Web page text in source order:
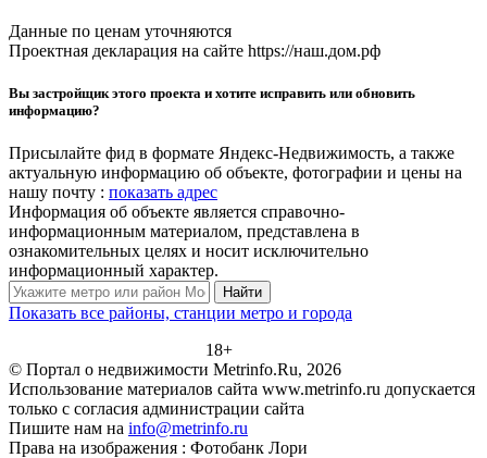
Данные по ценам уточняются
Проектная декларация на сайте https://наш.дом.рф
Вы застройщик этого проекта и хотите исправить или обновить
информацию?
Присылайте фид в формате Яндекс-Недвижимость, а также
актуальную информацию об объекте, фотографии и цены на
нашу почту : показать адрес
Информация об объекте является справочно-
информационным материалом, представлена в
ознакомительных целях и носит исключительно
информационный характер.
Найти
Показать все районы, станции метро и города
18+
© Портал о недвижимости Metrinfo.Ru, 2026
Использование материалов сайта www.metrinfo.ru допускается
только с согласия администрации сайта
Пишите нам на info@metrinfo.ru
Права на изображения : Фотобанк Лори